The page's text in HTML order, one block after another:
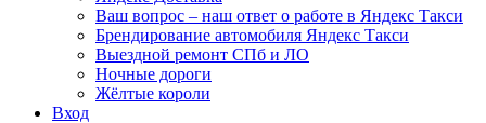
Ваш вопрос – наш ответ о работе в Яндекс Такси
Брендирование автомобиля Яндекс Такси
Выездной ремонт СПб и ЛО
Ночные дороги
Жёлтые короли
Вход